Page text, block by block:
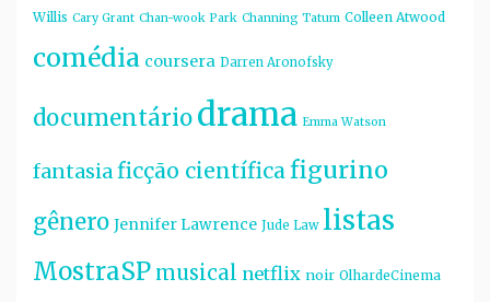
Willis Cary Grant Chan-wook Park Channing Tatum Colleen Atwood
comédia coursera Darren Aronofsky
documentáriodrama Emma Watson
fantasia ficção científica figurino
gênero Jennifer Lawrence Jude Law listas
MostraSP musical netflix noir OlhardeCinema